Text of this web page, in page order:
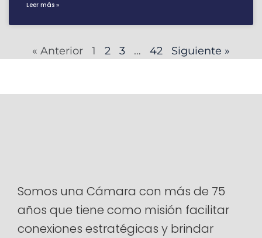
Leer más »
« Anterior 1 2 3 … 42 Siguiente »
Somos una Cámara con más de 75
años que tiene como misión facilitar
conexiones estratégicas y brindar